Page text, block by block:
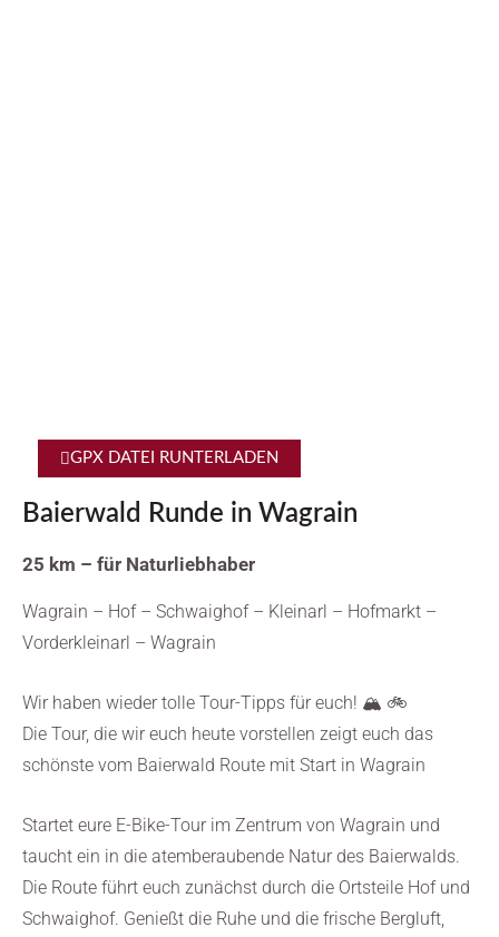
GPX DATEI RUNTERLADEN
Baierwald Runde in Wagrain
25 km – für Naturliebhaber
Wagrain – Hof – Schwaighof – Kleinarl – Hofmarkt –
Vorderkleinarl – Wagrain
Wir haben wieder tolle Tour-Tipps für euch! 🏔️ 🚲
Die Tour, die wir euch heute vorstellen zeigt euch das
schönste vom Baierwald Route mit Start in Wagrain
Startet eure E-Bike-Tour im Zentrum von Wagrain und
taucht ein in die atemberaubende Natur des Baierwalds.
Die Route führt euch zunächst durch die Ortsteile Hof und
Schwaighof. Genießt die Ruhe und die frische Bergluft,